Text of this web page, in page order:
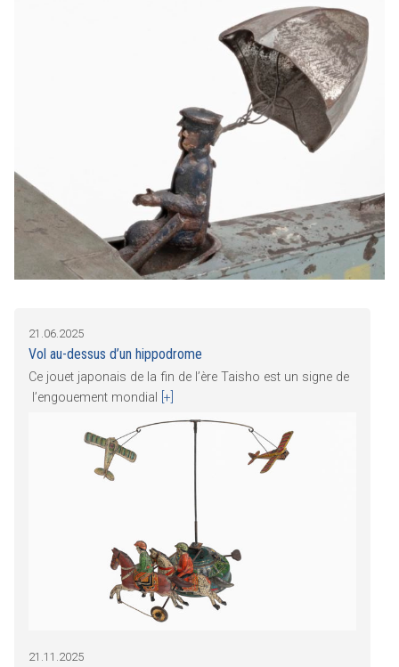
21.06.2025
Vol au-dessus d’un hippodrome
Ce jouet japonais de la fin de l’ère Taisho est un signe de
l’engouement mondial
[+]
21.11.2025